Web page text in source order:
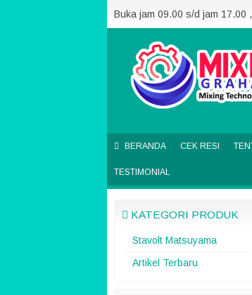
Buka jam 09.00 s/d jam 17.00
BERANDA CEK RESI
TESTIMONIAL
KATEGORI PRODUK
Stavolt Matsuyama
Artikel Terbaru